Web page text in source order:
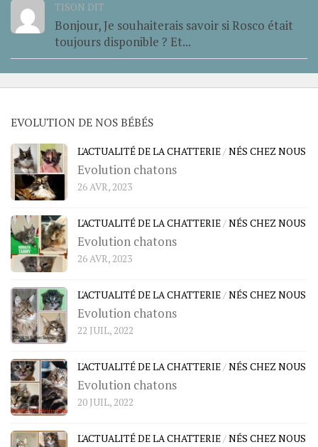
TISON DIT
Bonjour, Je souhaiterais savoir si Rosco était
toujours disponible ? Et...
EVOLUTION DE NOS BÉBÉS
L'ACTUALITÉ DE LA CHATTERIE/NÉS CHEZ NOUS
Evolution chatons
26 AVR, 2023
L'ACTUALITÉ DE LA CHATTERIE/NÉS CHEZ NOUS
Evolution chatons
26 AVR, 2023
L'ACTUALITÉ DE LA CHATTERIE/NÉS CHEZ NOUS
Evolution chatons
22 JUIL, 2022
L'ACTUALITÉ DE LA CHATTERIE/NÉS CHEZ NOUS
Evolution chatons
20 JUIL, 2022
L'ACTUALITÉ DE LA CHATTERIE/NÉS CHEZ NOUS